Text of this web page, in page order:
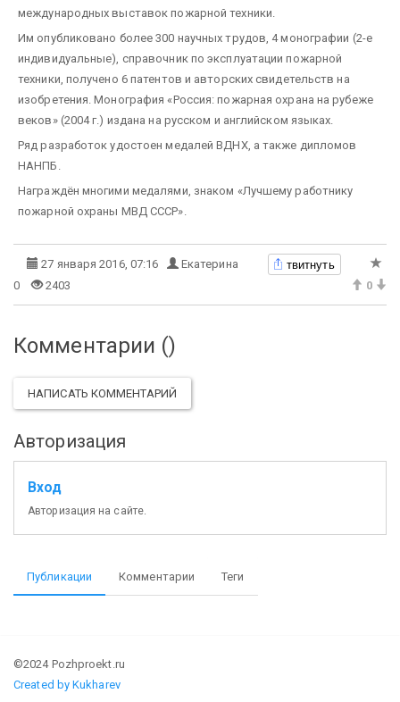
международных выставок пожарной техники.
Им опубликовано более 300 научных трудов, 4 монографии (2-е
индивидуальные), справочник по эксплуатации пожарной
техники, получено 6 патентов и авторских свидетельств на
изобретения. Монография «Россия: пожарная охрана на рубеже
веков» (2004 г.) издана на русском и английском языках.
Ряд разработок удостоен медалей ВДНХ, а также дипломов
НАНПБ.
Награждён многими медалями, знаком «Лучшему работнику
пожарной охраны МВД СССР».
27 января 2016, 07:16 Екатерина твитнуть
0 2403 0
Комментарии ()
НАПИСАТЬ КОММЕНТАРИЙ
Авторизация
Вход
Авторизация на сайте.
Публикации Комментарии Теги
©2024 Pozhproekt.ru
Created by Kukharev